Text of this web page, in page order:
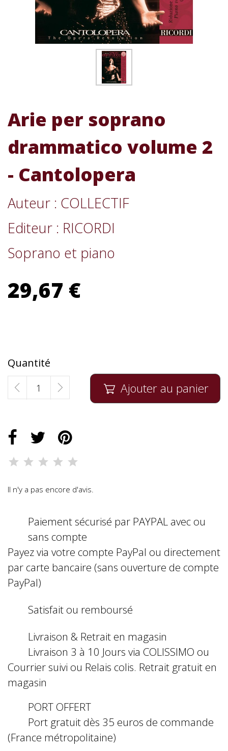
Arie per soprano
drammatico volume 2
- Cantolopera
Auteur : COLLECTIF
Editeur : RICORDI
Soprano et piano
29,67 €
Quantité
 Ajouter au panier
Il n'y a pas encore d'avis.
Paiement sécurisé par PAYPAL avec ou
sans compte
Payez via votre compte PayPal ou directement
par carte bancaire (sans ouverture de compte
PayPal)
Satisfait ou remboursé
Livraison & Retrait en magasin
Livraison 3 à 10 Jours via COLISSIMO ou
Courrier suivi ou Relais colis. Retrait gratuit en
magasin
PORT OFFERT
Port gratuit dès 35 euros de commande
(France métropolitaine)